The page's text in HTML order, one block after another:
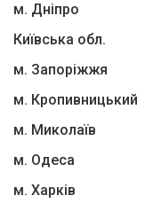
м. Дніпро
Київська обл.
м. Запоріжжя
м. Кропивницький
м. Миколаїв
м. Одеса
м. Харків